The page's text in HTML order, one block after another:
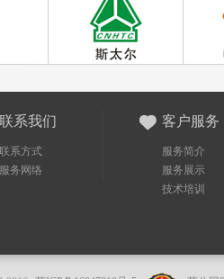
联系我们
联系方式
服务网络
客户服务
服务简介
服务展示
技术培训